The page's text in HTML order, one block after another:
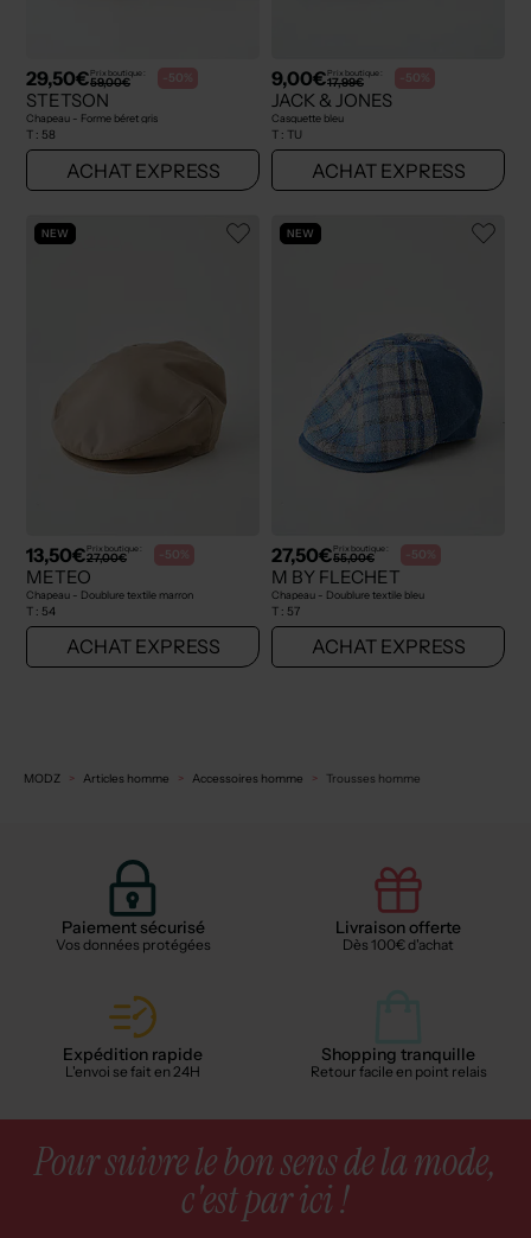
29,50€Prix boutique :
59,00€ -50%
STETSON
Chapeau - Forme béret gris
T : 58
ACHAT EXPRESS
9,00€Prix boutique :
17,99€ -50%
JACK & JONES
Casquette bleu
T : TU
ACHAT EXPRESS
NEW
13,50€Prix boutique :
27,00€ -50%
METEO
Chapeau - Doublure textile marron
T : 54
ACHAT EXPRESS
NEW
27,50€Prix boutique :
55,00€ -50%
M BY FLECHET
Chapeau - Doublure textile bleu
T : 57
ACHAT EXPRESS
MODZ Articles homme Accessoires homme Trousses homme
Paiement sécurisé
Vos données protégées
Livraison offerte
Dès 100€ d'achat
Expédition rapide
L'envoi se fait en 24H
Shopping tranquille
Retour facile en point relais
Pour suivre le bon sens de la mode,
c'est par ici !